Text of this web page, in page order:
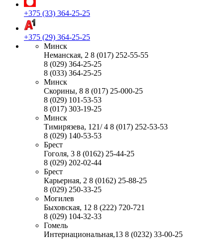
+375 (33) 364-25-25
+375 (29) 364-25-25
Минск
Неманская, 2 8 (017) 252-55-55
8 (029) 364-25-25
8 (033) 364-25-25
Минск
Скорины, 8 8 (017) 25-000-25
8 (029) 101-53-53
8 (017) 303-19-25
Минск
Тимирязева, 121/ 4 8 (017) 252-53-53
8 (029) 140-53-53
Брест
Гоголя, 3 8 (0162) 25-44-25
8 (029) 202-02-44
Брест
Карьерная, 2 8 (0162) 25-88-25
8 (029) 250-33-25
Могилев
Быховская, 12 8 (222) 720-721
8 (029) 104-32-33
Гомель
Интернациональная,13 8 (0232) 33-00-25